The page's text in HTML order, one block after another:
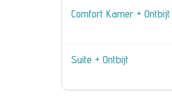
Comfort Kamer + Ontbijt
Suite + Ontbijt